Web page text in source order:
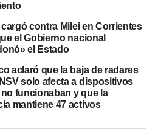
recorre 546 kilómetros sobre
El trazado parte de Sáenz
y continúa hacia Corrientes
es clave para la integración
y para el flujo de
que circula entre ambas
y sus
contra Milei en Corrientes
el Gobierno nacional
el Estado
aclaró que la baja de radares
solo afecta a dispositivos
funcionaban y que la
mantiene 47 activos